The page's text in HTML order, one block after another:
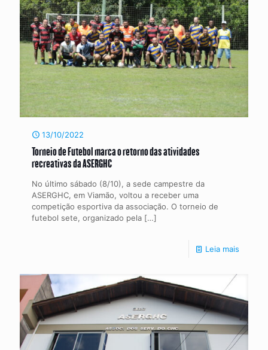
13/10/2022
Torneio de Futebol marca o retorno das atividades
recreativas da ASERGHC
No último sábado (8/10), a sede campestre da
ASERGHC, em Viamão, voltou a receber uma
competição esportiva da associação. O torneio de
futebol sete, organizado pela […]
Leia mais